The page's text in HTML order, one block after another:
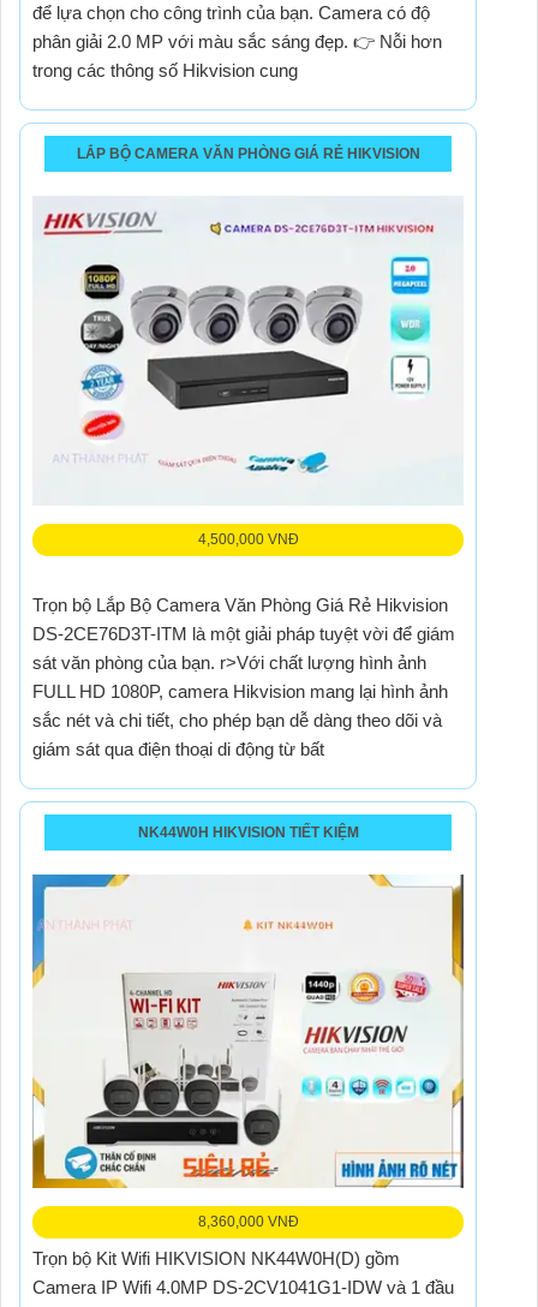
để lựa chọn cho công trình của bạn. Camera có độ
phân giải 2.0 MP với màu sắc sáng đẹp. 👉 Nỗi hơn
trong các thông số Hikvision cung
LẮP BỘ CAMERA VĂN PHÒNG GIÁ RẺ HIKVISION
4,500,000 VNĐ
Trọn bộ Lắp Bộ Camera Văn Phòng Giá Rẻ Hikvision
DS-2CE76D3T-ITM là một giải pháp tuyệt vời để giám
sát văn phòng của bạn. r>Với chất lượng hình ảnh
FULL HD 1080P, camera Hikvision mang lại hình ảnh
sắc nét và chi tiết, cho phép bạn dễ dàng theo dõi và
giám sát qua điện thoại di động từ bất
NK44W0H HIKVISION TIẾT KIỆM
8,360,000 VNĐ
Trọn bộ Kit Wifi HIKVISION NK44W0H(D) gồm
Camera IP Wifi 4.0MP DS-2CV1041G1-IDW và 1 đầu